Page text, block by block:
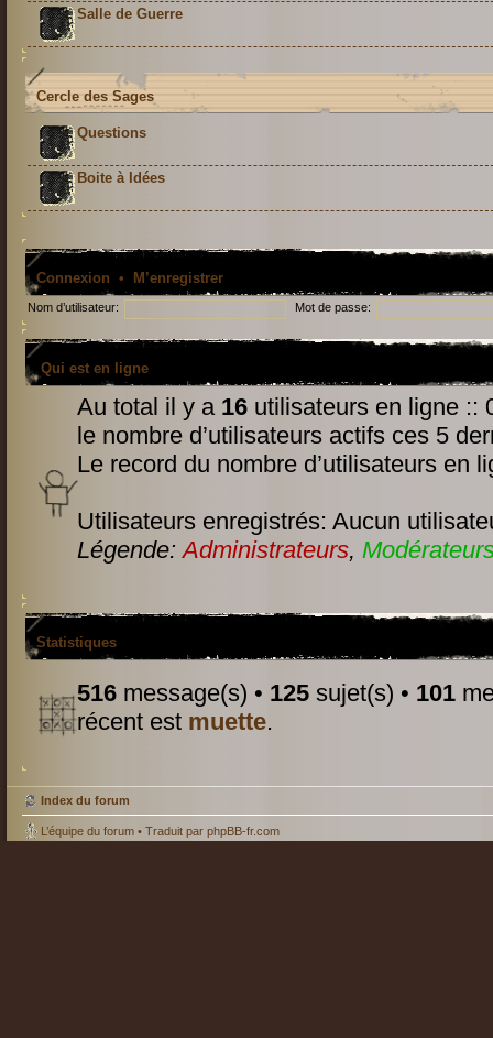
Salle de Guerre
Cercle des Sages
Questions
Boite à Idées
Connexion • M’enregistrer
Nom d’utilisateur: Mot de passe:
Qui est en ligne
Au total il y a 16 utilisateurs en ligne ::
le nombre d’utilisateurs actifs ces 5
Le record du nombre d’utilisateurs en
Utilisateurs enregistrés: Aucun
Légende:Administrateurs,
Statistiques
516 message(s) • 125 sujet(s) • 101
récent est muette.
Index du forum
L’équipe du forum • Traduit par phpBB-fr.com